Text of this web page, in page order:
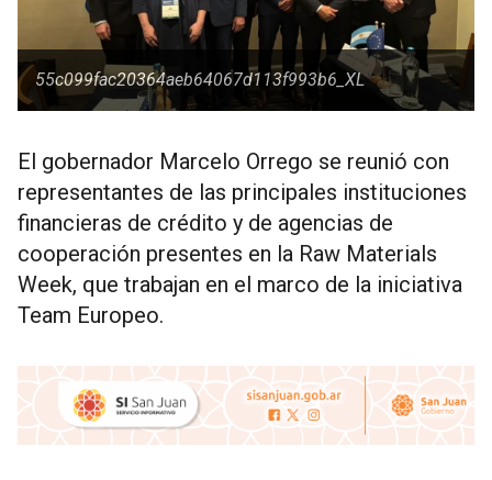
55c099fac20364aeb64067d113f993b6_XL
El gobernador Marcelo Orrego se reunió con
representantes de las principales instituciones
financieras de crédito y de agencias de
cooperación presentes en la Raw Materials
Week, que trabajan en el marco de la iniciativa
Team Europeo.